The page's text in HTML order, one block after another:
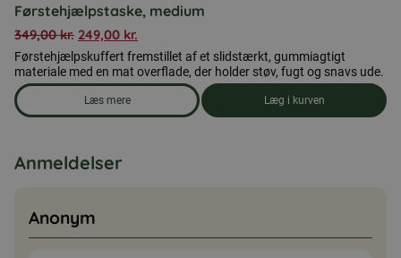
Førstehjælpstaske, medium
349,00kr. 249,00 kr.
Førstehjælpskuffert fremstillet af et slidstærkt, gummiagtigt
materiale med en mat overflade, der holder støv, fugt og snavs ude.
Læs mere
om produkten Førstehjælpstaske, medium
Læg i kurven
Anmeldelser
Anonym